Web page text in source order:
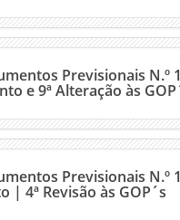
Previsionais N.º
e 9ª Alteração às
Previsionais N.º
| 4ª Revisão às GOP´s